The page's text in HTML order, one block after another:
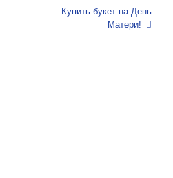
Купить букет на День
Матери!